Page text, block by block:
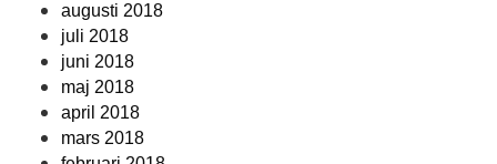
augusti 2018
juli 2018
juni 2018
maj 2018
april 2018
mars 2018